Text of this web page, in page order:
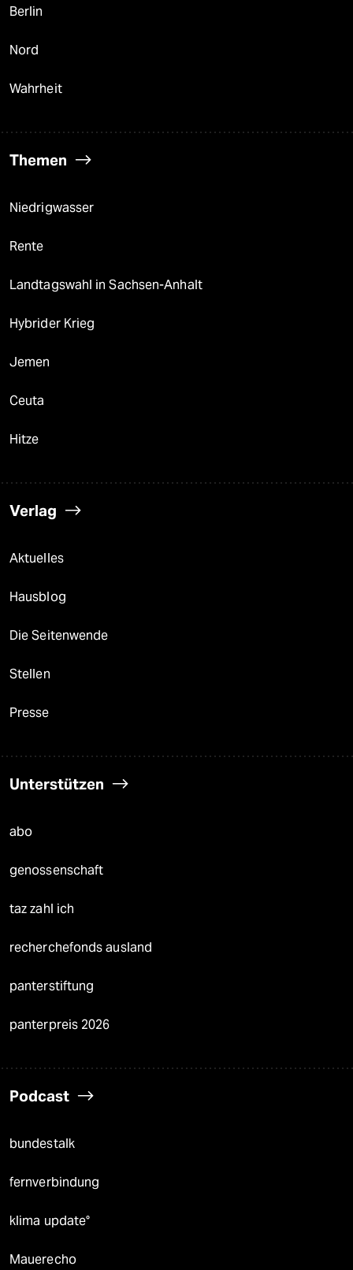
Berlin
Nord
Wahrheit
Themen
Niedrigwasser
Rente
Landtagswahl in Sachsen-Anhalt
Hybrider Krieg
Jemen
Ceuta
Hitze
Verlag
Aktuelles
Hausblog
Die Seitenwende
Stellen
Presse
Unterstützen
abo
genossenschaft
taz zahl ich
recherchefonds ausland
panterstiftung
panterpreis 2026
Podcast
bundestalk
fernverbindung
klima update°
Mauerecho